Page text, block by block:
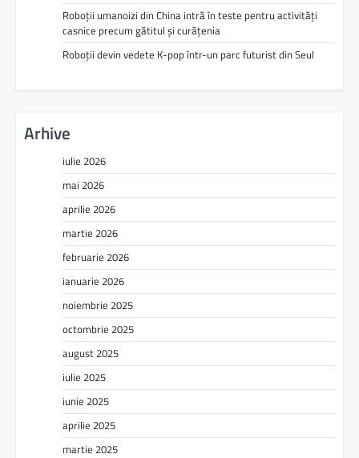
Roboții umanoizi din China intră în teste pentru activități
casnice precum gătitul și curățenia
Roboții devin vedete K-pop într-un parc futurist din Seul
Arhive
iulie 2026
mai 2026
aprilie 2026
martie 2026
februarie 2026
ianuarie 2026
noiembrie 2025
octombrie 2025
august 2025
iulie 2025
iunie 2025
aprilie 2025
martie 2025